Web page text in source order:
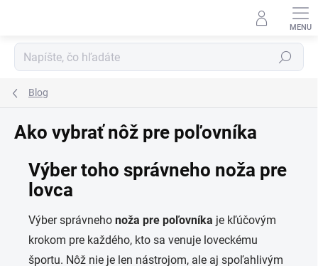
Hľadať
Blog
Ako vybrať nôž pre poľovníka
Výber toho správneho noža pre
lovca
Výber správneho noža pre poľovníka je kľúčovým
krokom pre každého, kto sa venuje loveckému
športu. Nôž nie je len nástrojom, ale aj spoľahlivým